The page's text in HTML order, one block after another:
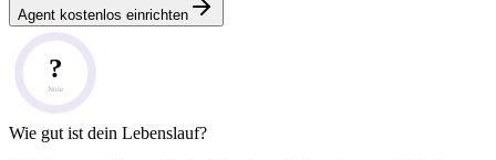
Agent kostenlos einrichten
?
Note
Wie gut ist dein Lebenslauf?